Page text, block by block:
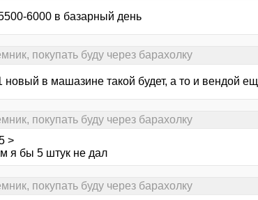
6000 в базарный день
покупать буду через барахолку
новый в машазине такой будет, а то и вендой
покупать буду через барахолку
>
я бы 5 штук не дал
покупать буду через барахолку